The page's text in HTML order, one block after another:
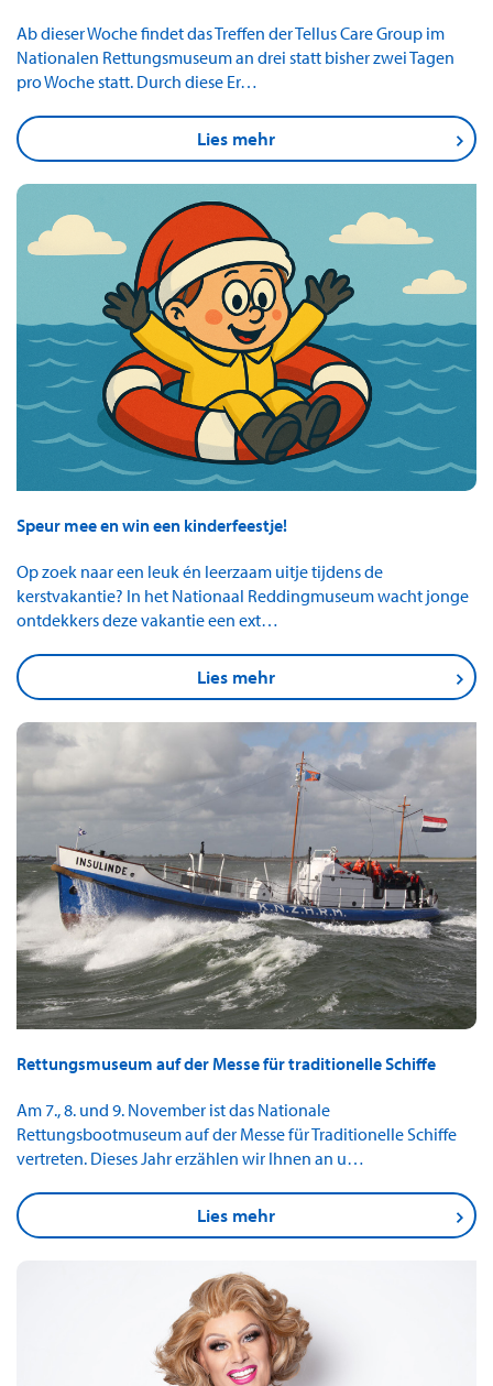
Ab dieser Woche findet das Treffen der Tellus Care Group im
Nationalen Rettungsmuseum an drei statt bisher zwei Tagen
pro Woche statt. Durch diese Er…
Lies mehr
Speur mee en win een kinderfeestje!
Op zoek naar een leuk én leerzaam uitje tijdens de
kerstvakantie? In het Nationaal Reddingmuseum wacht jonge
ontdekkers deze vakantie een ext…
Lies mehr
Rettungsmuseum auf der Messe für traditionelle Schiffe
Am 7., 8. und 9. November ist das Nationale
Rettungsbootmuseum auf der Messe für Traditionelle Schiffe
vertreten. Dieses Jahr erzählen wir Ihnen an u…
Lies mehr